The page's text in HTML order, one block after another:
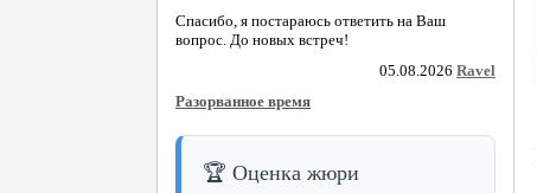
Спасибо, я постараюсь ответить на Ваш
вопрос. До новых встреч!
05.08.2026 Ravel
Разорванное время
🏆 Оценка жюри